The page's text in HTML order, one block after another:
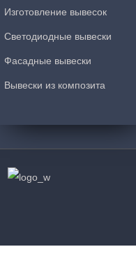
Изготовление вывесок
Светодиодные вывески
Фасадные вывески
Вывески из композита